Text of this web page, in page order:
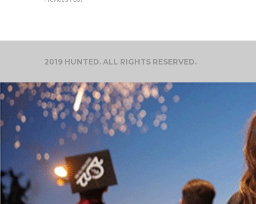
2019 HUNTED. ALL RIGHTS RESERVED.